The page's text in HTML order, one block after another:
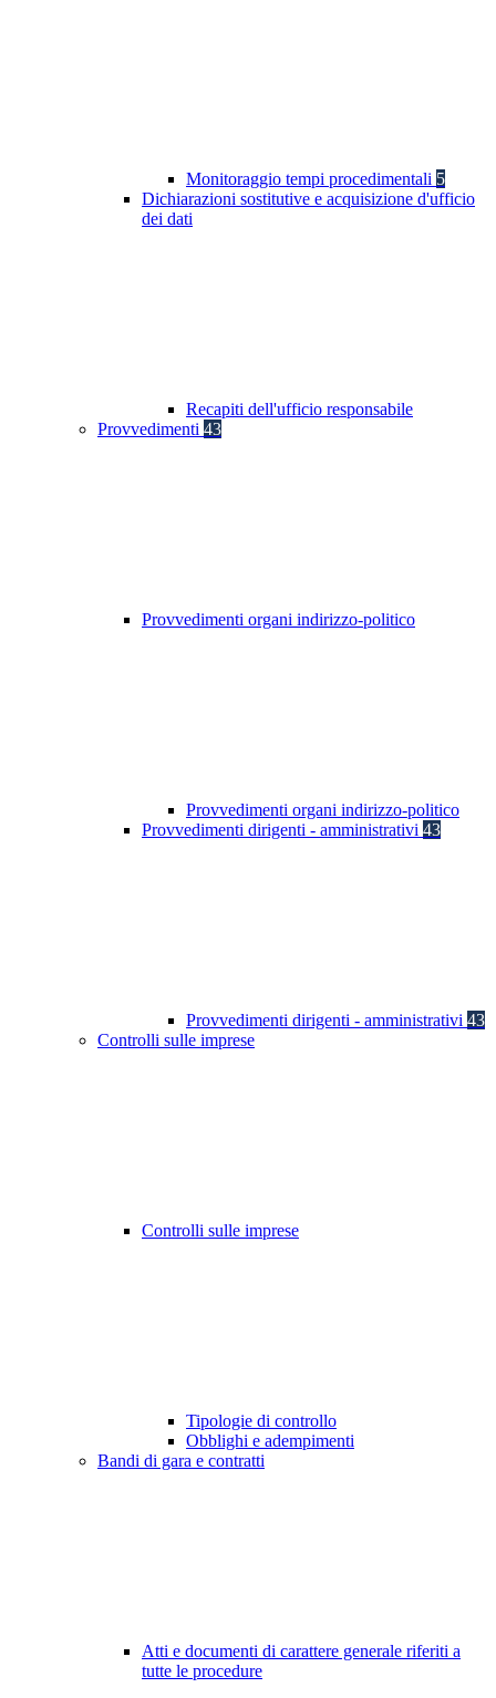
Monitoraggio tempi procedimentali 5
Dichiarazioni sostitutive e acquisizione d'ufficio
dei dati
Recapiti dell'ufficio responsabile
Provvedimenti 43
Provvedimenti organi indirizzo-politico
Provvedimenti organi indirizzo-politico
Provvedimenti dirigenti - amministrativi 43
Provvedimenti dirigenti - amministrativi 43
Controlli sulle imprese
Controlli sulle imprese
Tipologie di controllo
Obblighi e adempimenti
Bandi di gara e contratti
Atti e documenti di carattere generale riferiti a
tutte le procedure